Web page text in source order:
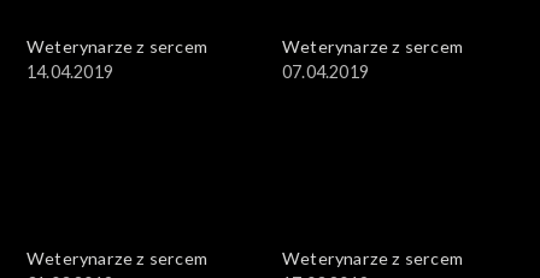
Weterynarze z sercem
14.04.2019
Weterynarze z sercem
07.04.2019
Weterynarze z sercem
Weterynarze z sercem